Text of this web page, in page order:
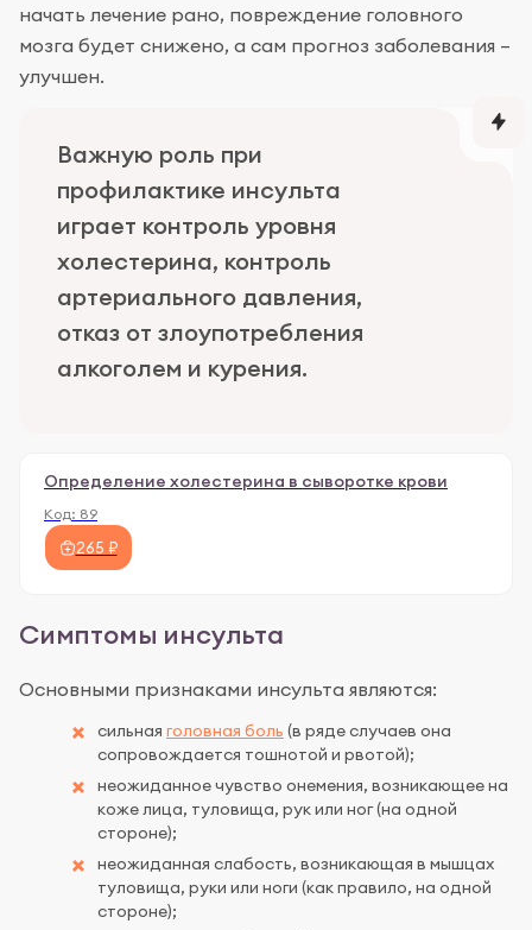
начать лечение рано, повреждение головного
мозга будет снижено, а сам прогноз заболевания –
улучшен.
Важную роль при
профилактике инсульта
играет контроль уровня
холестерина, контроль
артериального давления,
отказ от злоупотребления
алкоголем и курения.
Определение холестерина в сыворотке крови
Код: 89
265 ₽
Симптомы инсульта
Основными признаками инсульта являются:
сильная головная боль (в ряде случаев она
сопровождается тошнотой и рвотой);
неожиданное чувство онемения, возникающее на
коже лица, туловища, рук или ног (на одной
стороне);
неожиданная слабость, возникающая в мышцах
туловища, руки или ноги (как правило, на одной
стороне);